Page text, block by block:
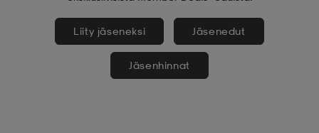
Liity jäseneksi Jäsenedut
Jäsenhinnat